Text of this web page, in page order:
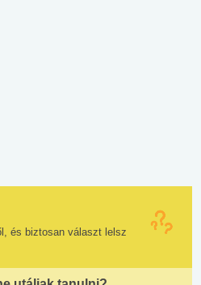
és biztosan választ lelsz